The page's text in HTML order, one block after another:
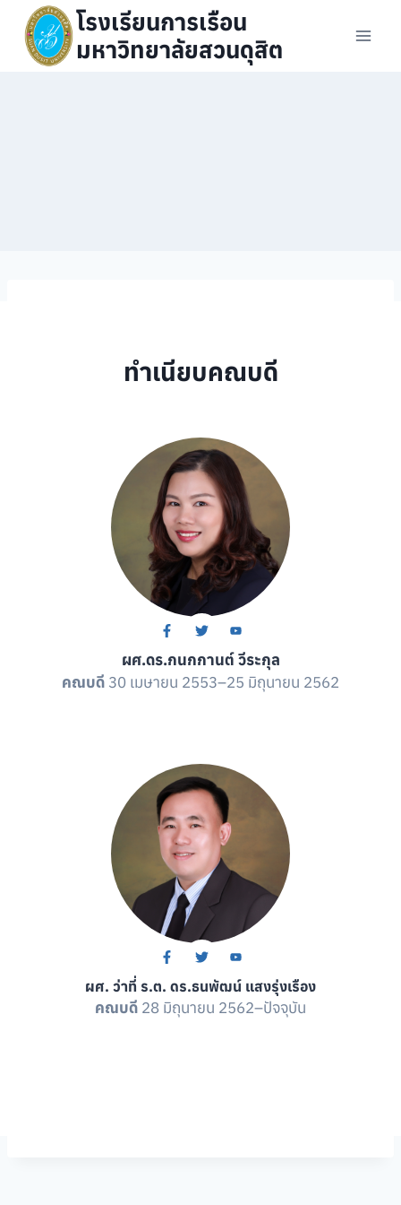
content
โรงเรียนการเรือน
มหาวิทยาลัยสวนดุสิต
ทำเนียบคณบดี
ผศ.ดร.กนกกานต์ วีระกุล
คณบดี 30 เมษายน 2553–25 มิถุนายน 2562
ผศ. ว่าที่ ร.ต. ดร.ธนพัฒน์ แสงรุ่งเรือง
คณบดี 28 มิถุนายน 2562–ปัจจุบัน